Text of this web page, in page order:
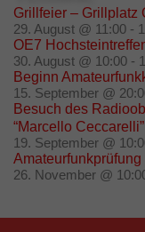
Grillfeier – Grillplatz
29. August @ 11:00 -
OE7
30. August @ 10:00 -
Beginn
15. September @
Besuch des
“Marcello Ceccarelli”
19. September @
Amateurfunkprüfung
26. November @